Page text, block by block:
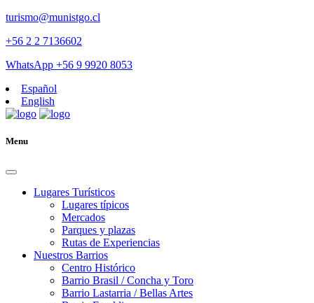
turismo@munistgo.cl
+56 2 2 7136602
WhatsApp +56 9 9920 8053
Español
English
Menu
Lugares Turísticos
Lugares tí­picos
Mercados
Parques y plazas
Rutas de Experiencias
Nuestros Barrios
Centro Histórico
Barrio Brasil / Concha y Toro
Barrio Lastarria / Bellas Artes